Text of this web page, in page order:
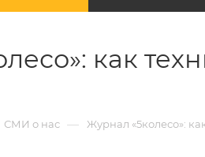
как
СМИ о нас — Журнал «5колесо»: